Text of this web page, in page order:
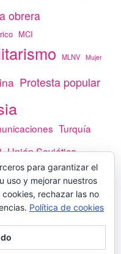
obrera
MCI
MLNV Mujer
Protesta popular
Turquía
Unión Soviética
para garantizar el
uso y mejorar nuestros
rechazar las no
Política de cookies